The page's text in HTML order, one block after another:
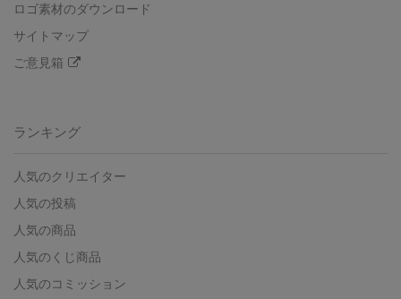
ロゴ素材のダウンロード
サイトマップ
ご意見箱
ランキング
人気のクリエイター
人気の投稿
人気の商品
人気のくじ商品
人気のコミッション